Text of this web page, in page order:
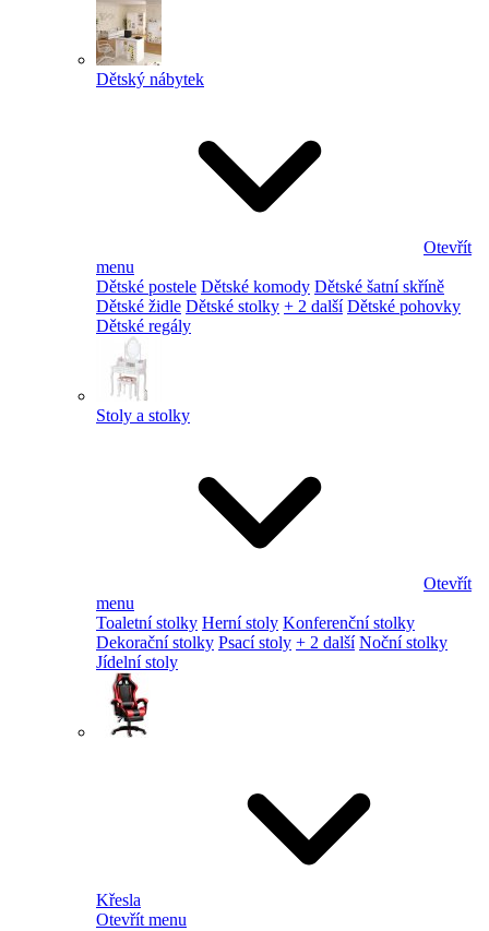
Dětský nábytek
Otevřít
menu
Dětské postele Dětské komody Dětské šatní skříně
Dětské židle Dětské stolky + 2 další Dětské pohovky
Dětské regály
Stoly a stolky
Otevřít
menu
Toaletní stolky Herní stoly Konferenční stolky
Dekorační stolky Psací stoly + 2 další Noční stolky
Jídelní stoly
Křesla
Otevřít menu